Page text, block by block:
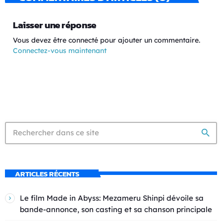
Laisser une réponse
Vous devez être connecté pour ajouter un commentaire.
Connectez-vous maintenant
search
ARTICLES RÉCENTS
Le film Made in Abyss: Mezameru Shinpi dévoile sa
bande-annonce, son casting et sa chanson principale